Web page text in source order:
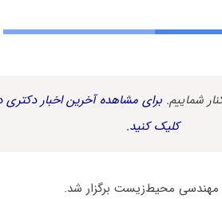
شماییم. برای مشاهده آخرین اخبار دکتری
کلیک کنید.